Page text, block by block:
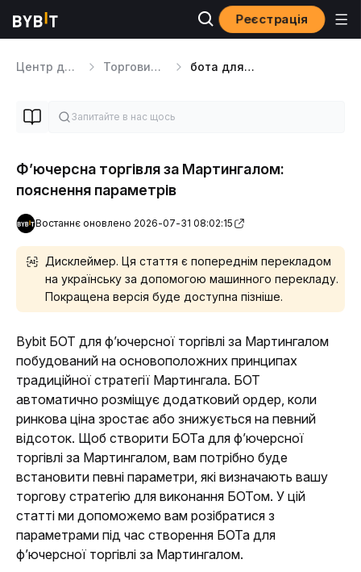
Реєстрація
Центр допомоги Торговий бот бота для ф’ючерсної торгівлі за Мартингалом
Ф’ючерсна торгівля за Мартингалом:
пояснення параметрів
Востаннє оновлено 2026-07-31 08:02:15
Дисклеймер. Ця стаття є попереднім перекладом
на українську за допомогою машинного перекладу.
Покращена версія буде доступна пізніше.
Bybit БОТ для ф’ючерсної торгівлі за Мартингалом
побудований на основоположних принципах
традиційної стратегії Мартингала. БОТ
автоматично розміщує додатковий ордер, коли
ринкова ціна зростає або знижується на певний
відсоток. Щоб створити БОТа для ф’ючерсної
торгівлі за Мартингалом, вам потрібно буде
встановити певні параметри, які визначають вашу
торгову стратегію для виконання БОТом. У цій
статті ми допоможемо вам розібратися з
параметрами під час створення БОТа для
ф’ючерсної торгівлі за Мартингалом.